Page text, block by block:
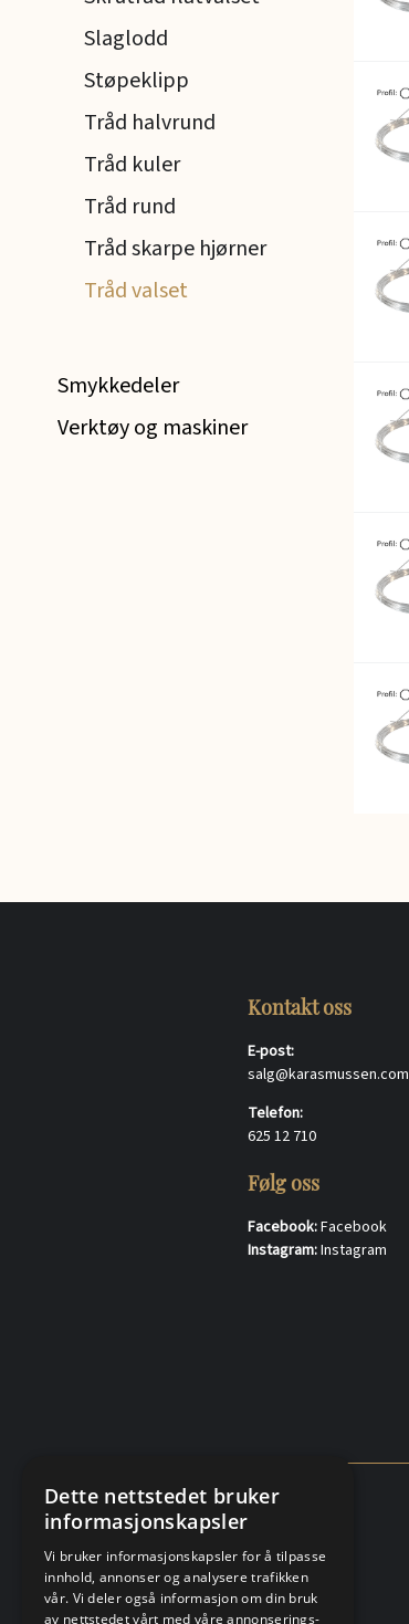
Slaglodd
Støpeklipp
Tråd halvrund
Tråd kuler
Tråd rund
Tråd skarpe hjørner
Tråd valset
Smykkedeler
Verktøy og maskiner
Kontakt oss
E-post:
salg@karasmussen.com
Telefon:
625 12 710
Følg oss
Facebook:Facebook
Instagram:Instagram
Dette nettstedet bruker
informasjonskapsler
Vi bruker informasjonskapsler for å tilpasse
innhold, annonser og analysere trafikken
vår. Vi deler også informasjon om din bruk
av nettstedet vårt med våre annonserings-